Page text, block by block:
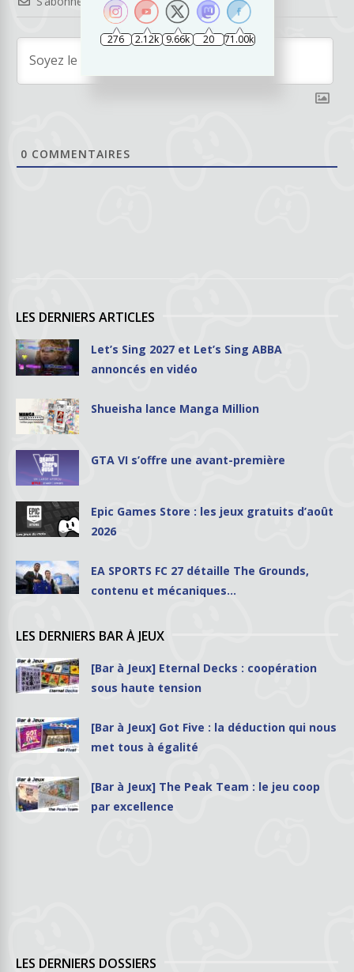
0 COMMENTAIRES
LES DERNIERS ARTICLES
Let’s Sing 2027 et Let’s Sing ABBA
annoncés en vidéo
Shueisha lance Manga Million
GTA VI s’offre une avant-première
Epic Games Store : les jeux gratuits d’août
2026
EA SPORTS FC 27 détaille The Grounds,
contenu et mécaniques…
LES DERNIERS BAR À JEUX
[Bar à Jeux] Eternal Decks : coopération
sous haute tension
[Bar à Jeux] Got Five : la déduction qui nous
met tous à égalité
[Bar à Jeux] The Peak Team : le jeu coop
par excellence
LES DERNIERS DOSSIERS
276 2.12k 9.66k 20 71.00k